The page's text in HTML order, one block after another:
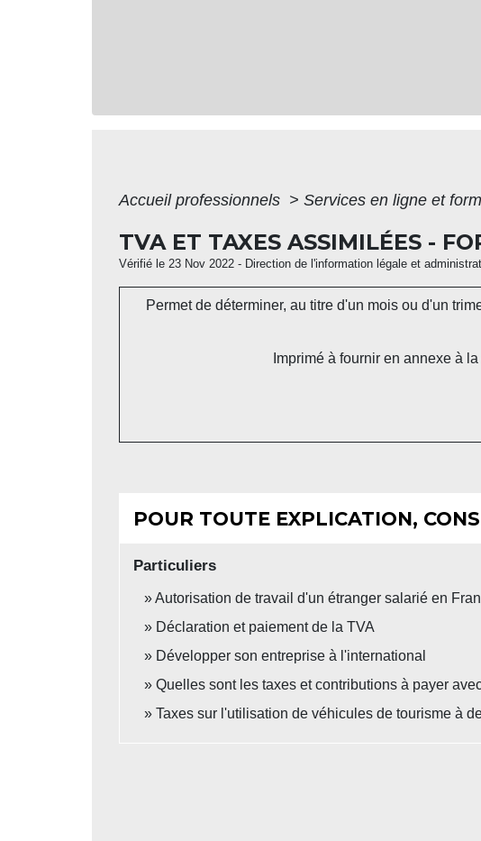
Accueil professionnels > Services en ligne et
TVA ET TAXES ASSIMILÉES -
Vérifié le 23 Nov 2022 - Direction de l'information légale et
Permet de déterminer, au titre d'un mois ou d'un
Imprimé à fournir en annexe à
POUR TOUTE EXPLICATION,
Particuliers
Autorisation de travail d'un étranger salarié en
Déclaration et paiement de la TVA
Développer son entreprise à l'international
Quelles sont les taxes et contributions à payer
Taxes sur l'utilisation de véhicules de tourisme à